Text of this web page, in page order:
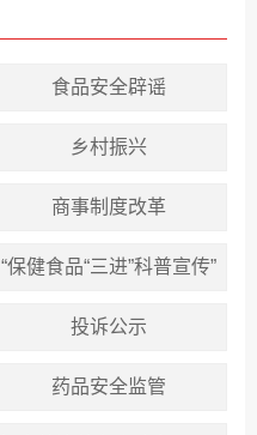
食品安全辟谣
乡村振兴
商事制度改革
“保健食品“三进”科普宣传”
投诉公示
药品安全监管